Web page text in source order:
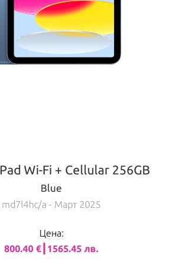
Wi-Fi + Cellular 256GB
Blue
md7l4hc/a - Март 2025
Цена:
800.40 €┃1565.45 лв.